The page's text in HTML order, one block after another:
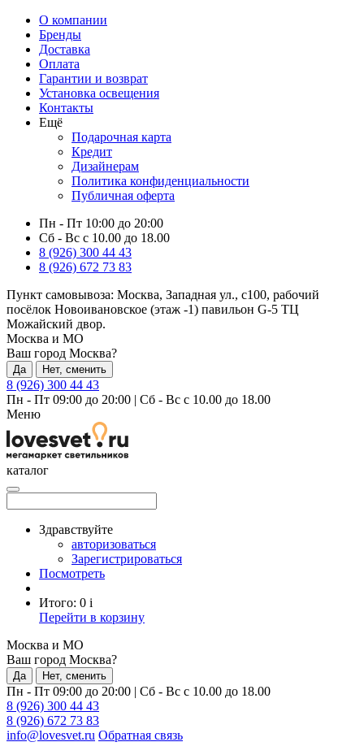
О компании
Бренды
Доставка
Оплата
Гарантии и возврат
Установка освещения
Контакты
Ещё
Подарочная карта
Кредит
Дизайнерам
Политика конфиденциальности
Публичная оферта
Пн - Пт 10:00 до 20:00
Сб - Вс с 10.00 до 18.00
8 (926) 300 44 43
8 (926) 672 73 83
Пункт самовывоза: Москва, Западная ул., с100, рабочий
посёлок Новоивановское (этаж -1) павильон G-5 ТЦ
Можайский двор.
Москва и МО
Ваш город Москва?
Да Нет, сменить
8 (926) 300 44 43
Пн - Пт 09:00 до 20:00 | Сб - Вс с 10.00 до 18.00
Меню
каталог
Здравствуйте
авторизоваться
Зарегистрироваться
Посмотреть
Итого: 0 i
Перейти в корзину
Москва и МО
Ваш город Москва?
Да Нет, сменить
Пн - Пт 09:00 до 20:00 | Сб - Вс с 10.00 до 18.00
8 (926) 300 44 43
8 (926) 672 73 83
info@lovesvet.ru Обратная связь